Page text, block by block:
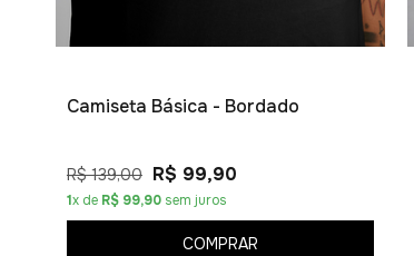
Camiseta Básica - Bordado
R$ 139,00 R$ 99,90
1x de R$ 99,90sem juros
COMPRAR